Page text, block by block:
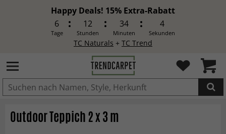
Happy Deals! 15% Extra-Rabatt
6
Tage
12
Stunden
34
Minuten
1
Sekunden
TC Naturals + TC Trend
IN DEN WARENKORB GELEGT.
Outdoor Teppich 2 x 3 m